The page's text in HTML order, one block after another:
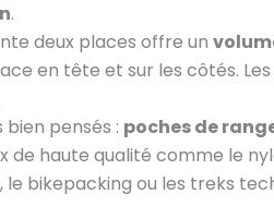
.
deux places offre un
en tête et sur les côtés.
pensés : poches de
de haute qualité comme le
bikepacking ou les treks